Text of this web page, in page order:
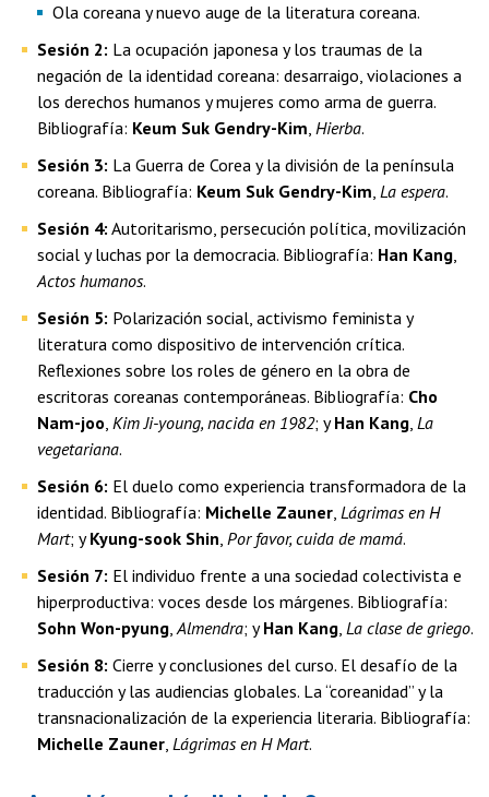
Ola coreana y nuevo auge de la literatura coreana.
Sesión 2: La ocupación japonesa y los traumas de la
negación de la identidad coreana: desarraigo, violaciones a
los derechos humanos y mujeres como arma de guerra.
Bibliografía: Keum Suk Gendry-Kim, Hierba.
Sesión 3: La Guerra de Corea y la división de la península
coreana. Bibliografía: Keum Suk Gendry-Kim, La espera.
Sesión 4: Autoritarismo, persecución política, movilización
social y luchas por la democracia. Bibliografía: Han Kang,
Actos humanos.
Sesión 5: Polarización social, activismo feminista y
literatura como dispositivo de intervención crítica.
Reflexiones sobre los roles de género en la obra de
escritoras coreanas contemporáneas. Bibliografía: Cho
Nam-joo, Kim Ji-young, nacida en 1982; yHan Kang, La
vegetariana.
Sesión 6: El duelo como experiencia transformadora de la
identidad. Bibliografía: Michelle Zauner, Lágrimas en H
Mart; yKyung-sook Shin, Por favor, cuida de mamá.
Sesión 7: El individuo frente a una sociedad colectivista e
hiperproductiva: voces desde los márgenes. Bibliografía:
Sohn Won-pyung,Almendra; yHan Kang, La clase de griego.
Sesión 8: Cierre y conclusiones del curso. El desafío de la
traducción y las audiencias globales. La “coreanidad” y la
transnacionalización de la experiencia literaria. Bibliografía:
Michelle Zauner, Lágrimas en H Mart.